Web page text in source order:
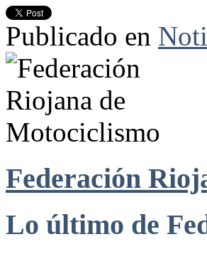
Publicado en
Federación
Lo último de